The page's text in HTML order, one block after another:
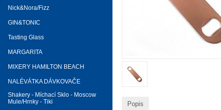
Nick&Nora/Fizz
GIN&TONIC
Tasting Glass
MARGARITA
MIXERY HAMILTON BEACH
NALÉVÁTKA DÁVKOVAČE
Shakery - Míchací Sklo - Moscow
Mule/Hrnky - Tiki
Popis